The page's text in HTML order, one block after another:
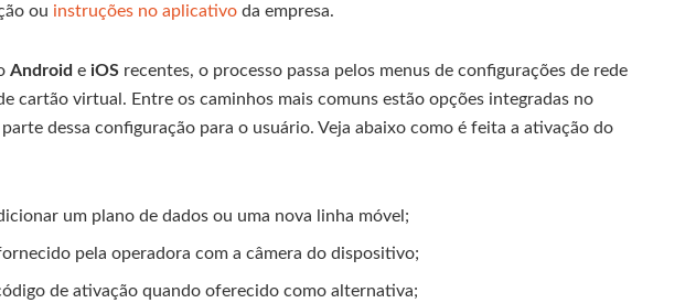
ou instruções no aplicativo da empresa.
Android e iOS recentes, o processo passa pelos menus de configurações de rede
cartão virtual. Entre os caminhos mais comuns estão opções integradas no
dessa configuração para o usuário. Veja abaixo como é feita a ativação do
um plano de dados ou uma nova linha móvel;
pela operadora com a câmera do dispositivo;
de ativação quando oferecido como alternativa;